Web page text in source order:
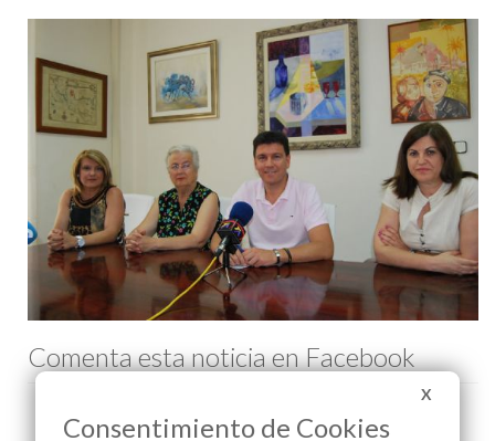
Comenta esta noticia en Facebook
X
Consentimiento de Cookies